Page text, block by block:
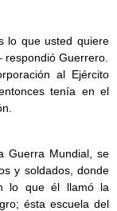
lo que usted quiere
respondió Guerrero.
al Ejército
tenía en el
Guerra Mundial, se
y soldados, donde
lo que él llamó la
ésta escuela del